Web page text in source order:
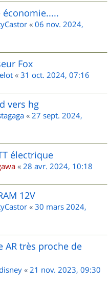
économie.....
« 06 nov. 2024,
Fox
« 31 oct. 2024, 07:16
vers hg
« 27 sept. 2024,
électrique
« 28 avr. 2024, 10:18
12V
« 30 mars 2024,
AR très proche de
« 21 nov. 2023, 09:30